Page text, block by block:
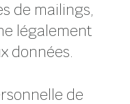
de mailings,
légalement
données.
de